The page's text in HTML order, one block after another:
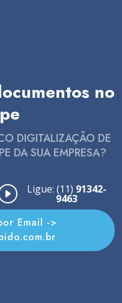
no
DIGITALIZAÇÃO DE
DA SUA EMPRESA?
Ligue: (11) 91342-
9463
-
Email ->